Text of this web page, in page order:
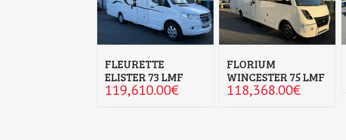
FLEURETTE
ELISTER 73 LMF
119,610.00€
FLORIUM
WINCESTER 75 LMF
118,368.00€